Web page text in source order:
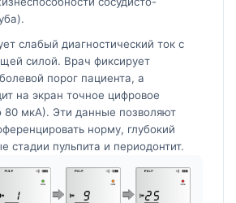
слабый диагностический ток с
силой. Врач фиксирует
порог пациента, а
на экран точное цифровое
80 мкА). Эти данные позволяют
норму, глубокий
стадии пульпита и периодонтит.